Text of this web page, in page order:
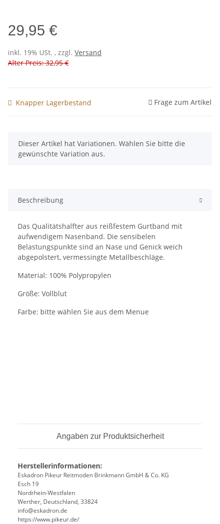
29,95 €
inkl. 19% USt. , zzgl. Versand
Alter Preis: 32,95 €
Knapper Lagerbestand Frage zum Artikel
x
Dieser Artikel hat Variationen. Wählen Sie bitte die
gewünschte Variation aus.
Beschreibung
Das Qualitätshalfter aus reißfestem Gurtband mit
aufwendigem Nasenband. Die sensibelen
Belastungspunkte sind an Nase und Genick weich
abgepolstert, vermessingte Metallbeschläge.
Material: 100% Polypropylen
Größe: Vollblut
Farbe: bitte wählen Sie aus dem Menue
Angaben zur Produktsicherheit
Herstellerinformationen:
Eskadron Pikeur Reitmoden Brinkmann GmbH & Co. KG
Esch 19
Nordrhein-Westfalen
Werther, Deutschland, 33824
info@eskadron.de
https://www.pikeur.de/